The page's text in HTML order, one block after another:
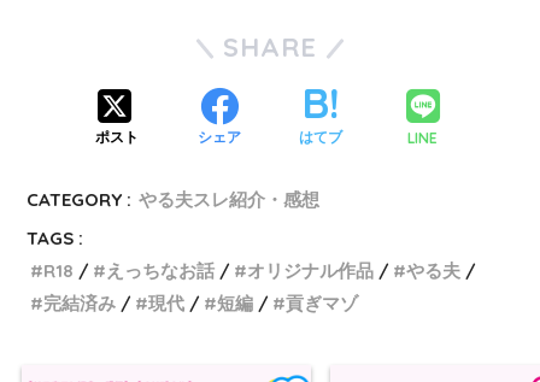
SHARE
ポスト シェア はてブ LINE
CATEGORY : やる夫スレ紹介・感想
TAGS :
R18
えっちなお話 オリジナル作品
やる夫
完結済み
現代 短編 貢ぎマゾ